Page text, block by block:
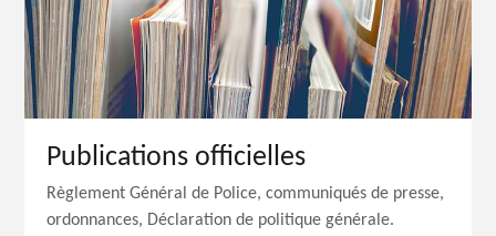
Publications officielles
Règlement Général de Police, communiqués de presse,
ordonnances, Déclaration de politique générale.